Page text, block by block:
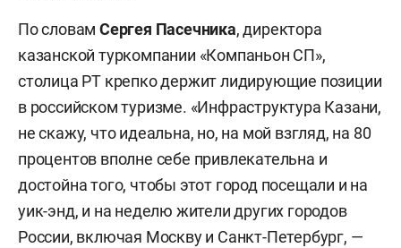
По словам Сергея Пасечника, директора
казанской туркомпании «Компаньон СП»,
столица РТ крепко держит лидирующие позиции
в российском туризме. «Инфраструктура Казани,
не скажу, что идеальна, но, на мой взгляд, на 80
процентов вполне себе привлекательна и
достойна того, чтобы этот город посещали и на
уик-энд, и на неделю жители других городов
России, включая Москву и Санкт-Петербург, —